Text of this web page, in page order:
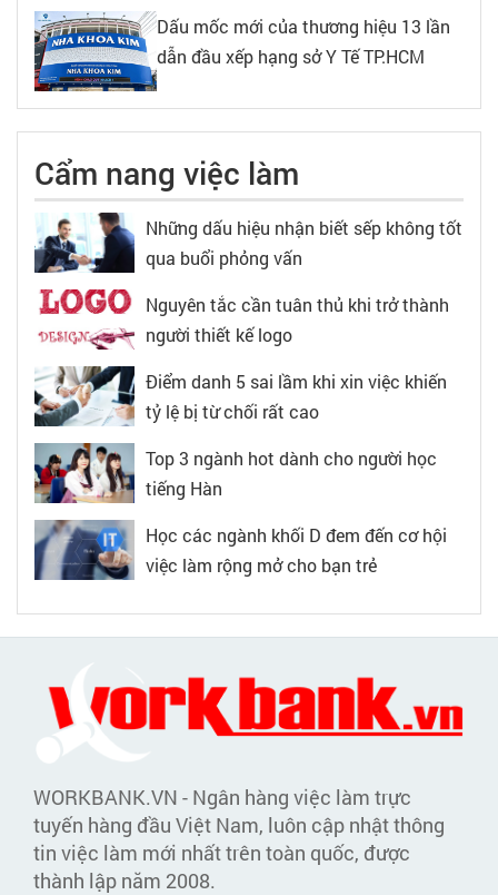
Dấu mốc mới của thương hiệu 13 lần
dẫn đầu xếp hạng sở Y Tế TP.HCM
Cẩm nang việc làm
Những dấu hiệu nhận biết sếp không tốt
qua buổi phỏng vấn
Nguyên tắc cần tuân thủ khi trở thành
người thiết kế logo
Điểm danh 5 sai lầm khi xin việc khiến
tỷ lệ bị từ chối rất cao
Top 3 ngành hot dành cho người học
tiếng Hàn
Học các ngành khối D đem đến cơ hội
việc làm rộng mở cho bạn trẻ
WORKBANK.VN - Ngân hàng việc làm trực
tuyến hàng đầu Việt Nam, luôn cập nhật thông
tin việc làm mới nhất trên toàn quốc, được
thành lập năm 2008.